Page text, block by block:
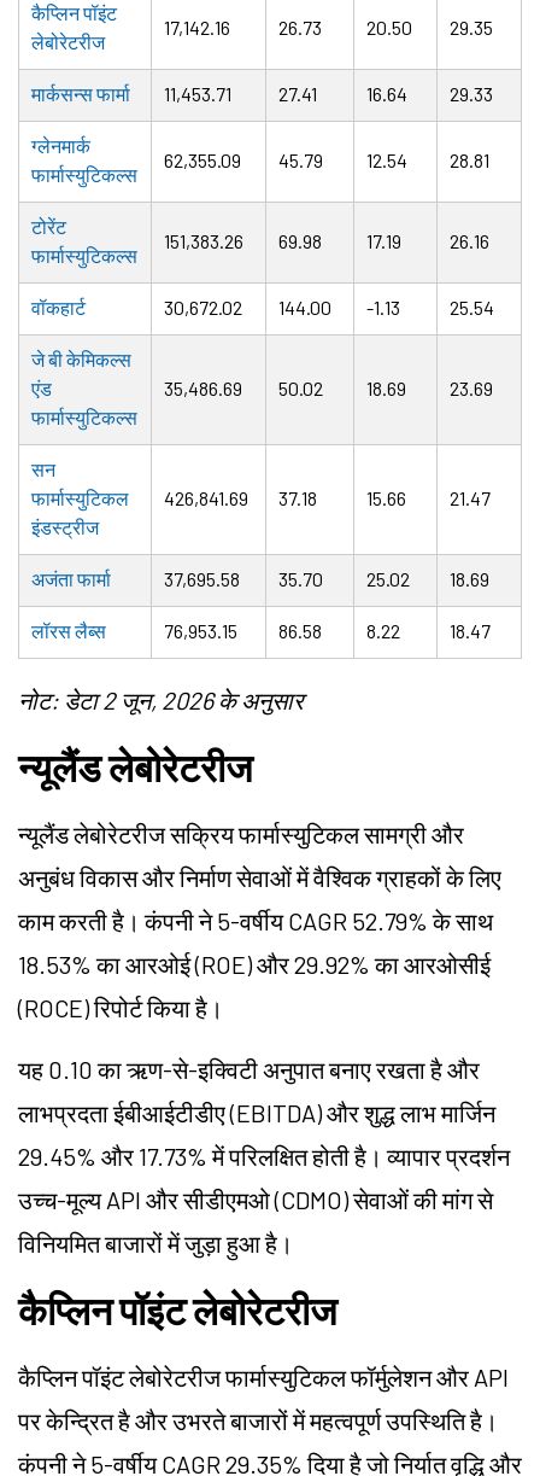
कैप्लिन पॉइंट
लेबोरेटरीज
17,142.16 26.73 20.50 29.35
मार्कसन्स फार्मा 11,453.71 27.41 16.64 29.33
ग्लेनमार्क
फार्मास्युटिकल्स
62,355.09 45.79 12.54 28.81
टोरेंट
फार्मास्युटिकल्स
151,383.26 69.98 17.19 26.16
वॉकहार्ट 30,672.02 144.00 -1.13 25.54
जे बी केमिकल्स
एंड
फार्मास्युटिकल्स
35,486.69 50.02 18.69 23.69
सन
फार्मास्युटिकल
इंडस्ट्रीज
426,841.69 37.18 15.66 21.47
अजंता फार्मा 37,695.58 35.70 25.02 18.69
लॉरस लैब्स 76,953.15 86.58 8.22 18.47
नोट: डेटा 2 जून, 2026 के अनुसार
न्यूलैंड लेबोरेटरीज
न्यूलैंड लेबोरेटरीज सक्रिय फार्मास्युटिकल सामग्री और
अनुबंध विकास और निर्माण सेवाओं में वैश्विक ग्राहकों के लिए
काम करती है। कंपनी ने 5-वर्षीय CAGR 52.79% के साथ
18.53% का आरओई (ROE) और 29.92% का आरओसीई
(ROCE) रिपोर्ट किया है।
यह 0.10 का ऋण-से-इक्विटी अनुपात बनाए रखता है और
लाभप्रदता ईबीआईटीडीए (EBITDA) और शुद्ध लाभ मार्जिन
29.45% और 17.73% में परिलक्षित होती है। व्यापार प्रदर्शन
उच्च-मूल्य API और सीडीएमओ (CDMO) सेवाओं की मांग से
विनियमित बाजारों में जुड़ा हुआ है।
कैप्लिन पॉइंट लेबोरेटरीज
कैप्लिन पॉइंट लेबोरेटरीज फार्मास्युटिकल फॉर्मुलेशन और API
पर केन्द्रित है और उभरते बाजारों में महत्वपूर्ण उपस्थिति है।
कंपनी ने 5-वर्षीय CAGR 29.35% दिया है जो निर्यात वृद्धि और